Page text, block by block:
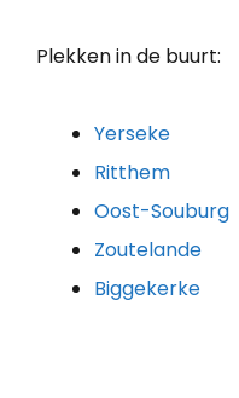
Plekken in de buurt:
Yerseke
Ritthem
Oost-Souburg
Zoutelande
Biggekerke